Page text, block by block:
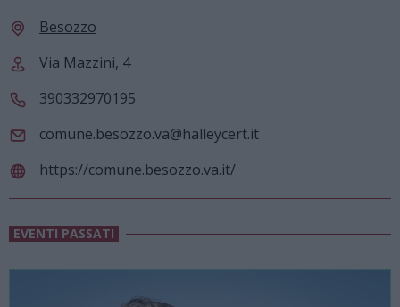
Besozzo
Via Mazzini, 4
390332970195
comune.besozzo.va@halleycert.it
https://comune.besozzo.va.it/
EVENTI PASSATI